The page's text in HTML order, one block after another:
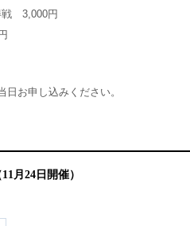
3,000円
お申し込みください。
月24日開催）